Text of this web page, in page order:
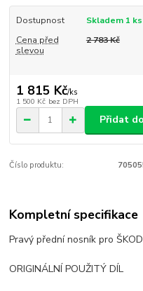
Dostupnost
Skladem 1 ks
Cena před
slevou
2 783 Kč
1 815 Kč/ks
1 500 Kč bez DPH
Přidat
Číslo produktu:
Kompletní specifikace
Pravý přední nosník pro
ORIGINÁLNÍ POUŽITÝ DÍL